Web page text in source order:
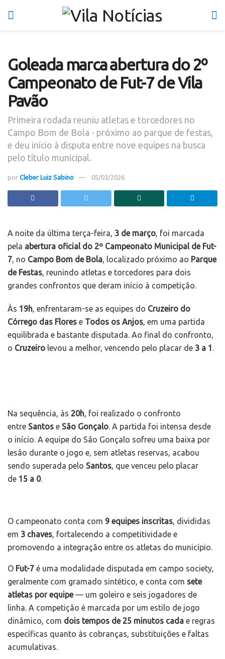
Goleada marca abertura do 2º
Campeonato de Fut-7 de Vila
Pavão
Primeira rodada reuniu atletas e torcedores no
Campo Bom de Bola - próximo ao parque de festas,
e deu início à disputa entre nove equipes na busca
pelo título municipal.
por Cleber Luiz Sabino 05/03/2026
A noite da última terça-feira, 3 de março, foi marcada
pela abertura oficial do 2º Campeonato Municipal de Fut-
7, no Campo Bom de Bola, localizado próximo ao Parque
de Festas, reunindo atletas e torcedores para dois
grandes confrontos que deram início à competição.
Às 19h, enfrentaram-se as equipes do Cruzeiro do
Córrego das Flores e Todos os Anjos, em uma partida
equilibrada e bastante disputada. Ao final do confronto,
o Cruzeiro levou a melhor, vencendo pelo placar de 3 a 1 .
Na sequência, às 20h, foi realizado o confronto
entre Santos e São Gonçalo. A partida foi intensa desde
o início. A equipe do São Gonçalo sofreu uma baixa por
lesão durante o jogo e, sem atletas reservas, acabou
sendo superada pelo Santos, que venceu pelo placar
de 15 a 0.
O campeonato conta com 9 equipes inscritas, divididas
em 3 chaves, fortalecendo a competitividade e
promovendo a integração entre os atletas do município.
O Fut-7 é uma modalidade disputada em campo society,
geralmente com gramado sintético, e conta com sete
atletas por equipe— um goleiro e seis jogadores de
linha. A competição é marcada por um estilo de jogo
dinâmico, com dois tempos de 25 minutos cada e regras
específicas quanto às cobranças, substituições e faltas
acumulativas.